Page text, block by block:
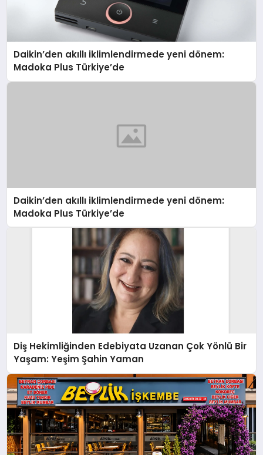
Daikin’den akıllı iklimlendirmede yeni dönem:
Madoka Plus Türkiye’de
Daikin’den akıllı iklimlendirmede yeni dönem:
Madoka Plus Türkiye’de
Diş Hekimliğinden Edebiyata Uzanan Çok Yönlü Bir
Yaşam: Yeşim Şahin Yaman